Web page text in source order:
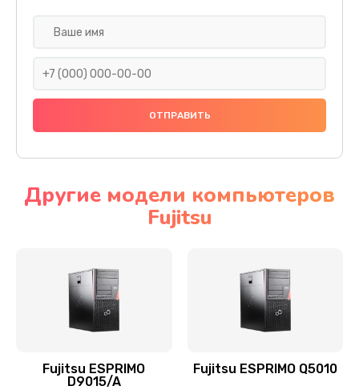
Другие модели компьютеров
Fujitsu
Fujitsu ESPRIMO
D9015/A
Fujitsu ESPRIMO Q5010